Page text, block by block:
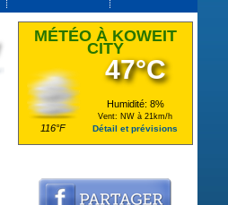
MÉTÉO À KOWEIT
CITY
116°F
47°C
Humidité: 8%
Vent: NW à 21km/h
Détail et prévisions